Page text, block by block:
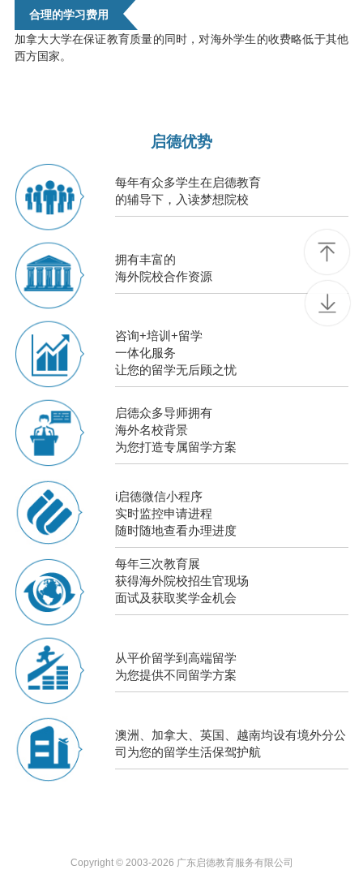
合理的学习费用
加拿大大学在保证教育质量的同时，对海外学生的收费略低于其他
西方国家。
启德优势
每年有众多学生在启德教育
的辅导下，入读梦想院校
拥有丰富的
海外院校合作资源
咨询+培训+留学
一体化服务
让您的留学无后顾之忧
启德众多导师拥有
海外名校背景
为您打造专属留学方案
i启德微信小程序
实时监控申请进程
随时随地查看办理进度
每年三次教育展
获得海外院校招生官现场
面试及获取奖学金机会
从平价留学到高端留学
为您提供不同留学方案
澳洲、加拿大、英国、越南均设有境外分公
司为您的留学生活保驾护航
Copyright © 2003-2026 广东启德教育服务有限公司